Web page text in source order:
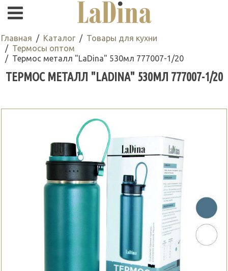
Главная Каталог
Товары для кухни
Термосы оптом
Термос металл "LaDina" 530мл 777007-1/20
ТЕРМОС МЕТАЛЛ "LADINA" 530МЛ 777007-1/20